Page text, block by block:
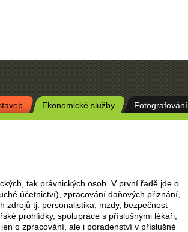
tak právnických osob. V první řadě jde o
účetnictví), zpracování daňových přiznání,
tj. personalistika, mzdy, bezpečnost
prohlídky, spolupráce s příslušnými lékaři,
o zpracování, ale i poradenství v příslušné
Ekonomické služby Fotografování